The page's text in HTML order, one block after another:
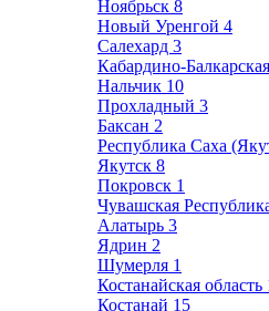
Ноябрьск 8
Новый Уренгой 4
Салехард 3
Кабардино-
Нальчик 10
Прохладный 3
Баксан 2
Республика Саха
Якутск 8
Покровск 1
Чувашская
Алатырь 3
Ядрин 2
Шумерля 1
Костанайская область
Костанай 15